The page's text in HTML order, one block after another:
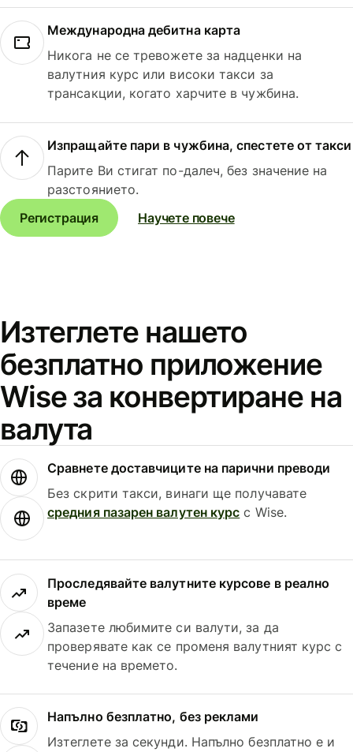
Международна дебитна карта
Никога не се тревожете за надценки на
валутния курс или високи такси за
трансакции, когато харчите в чужбина.
Изпращайте пари в чужбина, спестете от такси
Парите Ви стигат по-далеч, без значение на
разстоянието.
Регистрация
Научете повече
Изтеглете нашето
безплатно приложение
Wise за конвертиране на
валута
Сравнете доставчиците на парични преводи
Без скрити такси, винаги ще получавате
средния пазарен валутен курс с Wise.
Проследявайте валутните курсове в реално
време
Запазете любимите си валути, за да
проверявате как се променя валутният курс с
течение на времето.
Напълно безплатно, без реклами
Изтеглете за секунди. Напълно безплатно е и